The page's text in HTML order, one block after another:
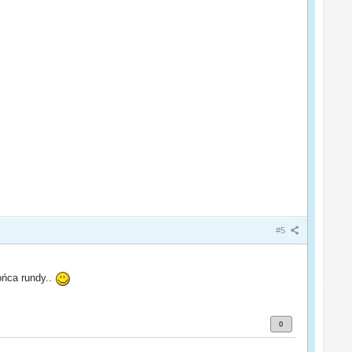
#5
rundy..
0